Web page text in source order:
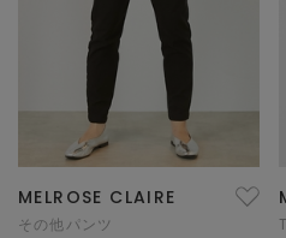
MELROSE CLAIRE
その他パンツ